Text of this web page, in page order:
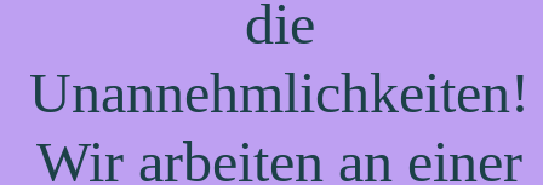
die
Unannehmlichkeiten!
Wir arbeiten an einer